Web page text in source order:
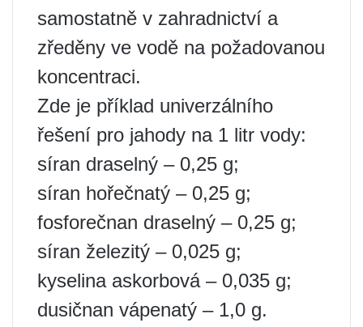
samostatně v zahradnictví a
zředěny ve vodě na požadovanou
koncentraci.
Zde je příklad univerzálního
řešení pro jahody na 1 litr vody:
síran draselný – 0,25 g;
síran hořečnatý – 0,25 g;
fosforečnan draselný – 0,25 g;
síran železitý – 0,025 g;
kyselina askorbová – 0,035 g;
dusičnan vápenatý – 1,0 g.